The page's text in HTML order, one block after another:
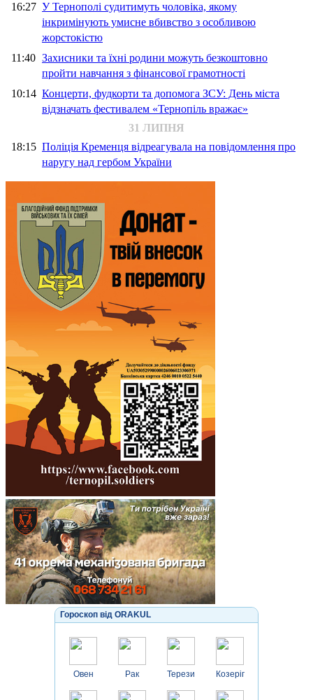
16:27 У Тернополі судитимуть чоловіка, якому
інкримінують умисне вбивство з особливою
жорстокістю
11:40 Захисники та їхні родини можуть безкоштовно
пройти навчання з фінансової грамотності
10:14 Концерти, фудкорти та допомога ЗСУ: День міста
відзначать фестивалем «Тернопіль вражає»
31 ЛИПНЯ
18:15 Поліція Кременця відреагувала на повідомлення про
наругу над гербом України
Гороскоп від ORAKUL
Овен Рак Терези Козеріг